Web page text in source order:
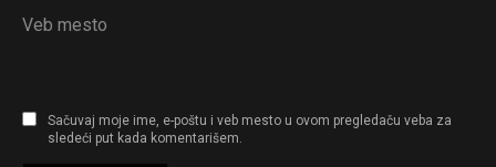
Veb mesto
Sačuvaj moje ime, e-poštu i veb mesto u ovom pregledaču veba za
sledeći put kada komentarišem.